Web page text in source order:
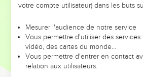
leur foi ou leur vision. Mais on voit moins
et les saisons difficiles qu'ils ont
sont elles qui les ont
Dans cette conférence, leaders,
votre compte utilisateur) dans les buts
Mesurer l'audience de notre service
Vous permettre d'utiliser des
vidéo, des cartes du monde…
Vous permettre d'entrer en contact
relation aux utilisateurs.